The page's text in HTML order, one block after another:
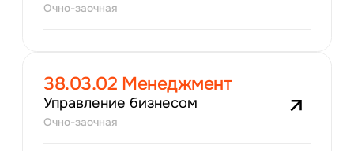
Очно-заочная
38.03.02 Менеджмент
Управление бизнесом
Очно-заочная